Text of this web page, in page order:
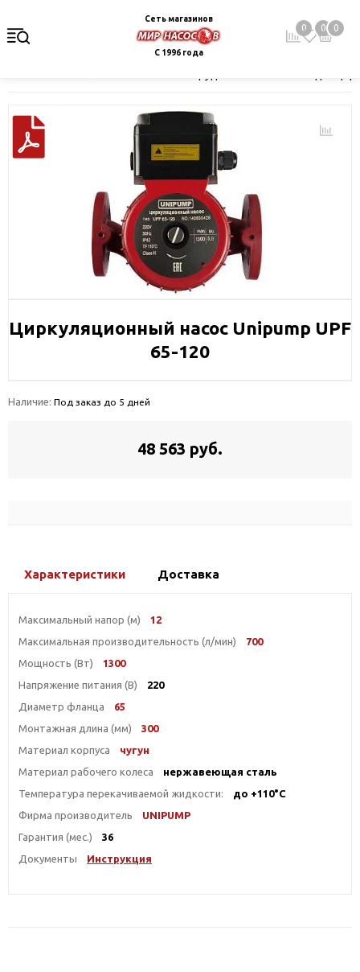
Сеть магазинов
С 1996 года
0 0 0
Циркуляционный насос Unipump UPF
65-120
Наличие: Под заказ до 5 дней
48 563 руб.
Характеристики Доставка
Максимальный напор (м)
12
Максимальная производительность (л/мин)
700
Мощность (Вт)
1300
Напряжение питания (В)
220
Диаметр фланца
65
Монтажная длина (мм)
300
Материал корпуса
чугун
Материал рабочего колеса
нержавеющая сталь
Температура перекачиваемой жидкости:
до +110°С
Фирма производитель
UNIPUMP
Гарантия (мес.)
36
Документы
Инструкция